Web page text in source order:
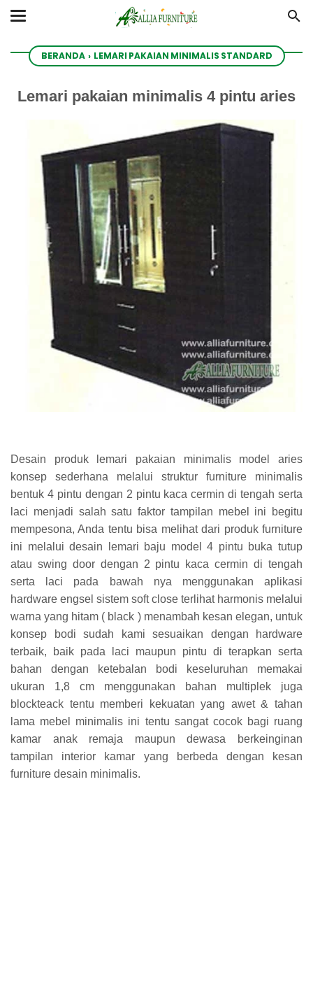
BERANDA › LEMARI PAKAIAN MINIMALIS STANDARD
Lemari pakaian minimalis 4 pintu aries
Desain produk lemari pakaian minimalis model aries
konsep sederhana melalui struktur furniture minimalis
bentuk 4 pintu dengan 2 pintu kaca cermin di tengah serta
laci menjadi salah satu faktor tampilan mebel ini begitu
mempesona, Anda tentu bisa melihat dari produk furniture
ini melalui desain lemari baju model 4 pintu buka tutup
atau swing door dengan 2 pintu kaca cermin di tengah
serta laci pada bawah nya menggunakan aplikasi
hardware engsel sistem soft close terlihat harmonis melalui
warna yang hitam ( black ) menambah kesan elegan, untuk
konsep bodi sudah kami sesuaikan dengan hardware
terbaik, baik pada laci maupun pintu di terapkan serta
bahan dengan ketebalan bodi keseluruhan memakai
ukuran 1,8 cm menggunakan bahan multiplek juga
blockteack tentu memberi kekuatan yang awet & tahan
lama mebel minimalis ini tentu sangat cocok bagi ruang
kamar anak remaja maupun dewasa berkeinginan
tampilan interior kamar yang berbeda dengan kesan
furniture desain minimalis.